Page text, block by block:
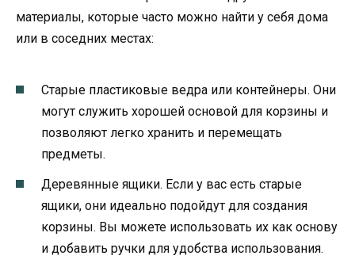
материалы, которые часто можно найти у себя дома
или в соседних местах:
Старые пластиковые ведра или контейнеры. Они
могут служить хорошей основой для корзины и
позволяют легко хранить и перемещать
предметы.
Деревянные ящики. Если у вас есть старые
ящики, они идеально подойдут для создания
корзины. Вы можете использовать их как основу
и добавить ручки для удобства использования.